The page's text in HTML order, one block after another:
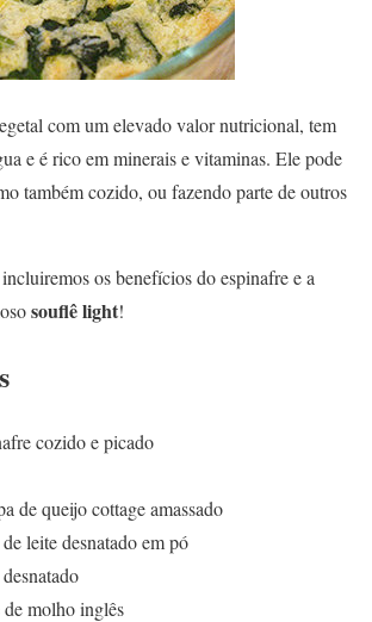
com um elevado valor nutricional, tem
e é rico em minerais e vitaminas. Ele pode
também cozido, ou fazendo parte de outros
os benefícios do espinafre e a
souflê light!
cozido e picado
de queijo cottage amassado
leite desnatado em pó
molho inglês